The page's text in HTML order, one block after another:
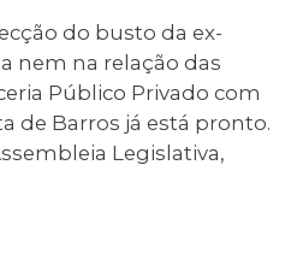
do busto da ex-
nem na relação das
Público Privado com
de Barros já está pronto.
Legislativa,